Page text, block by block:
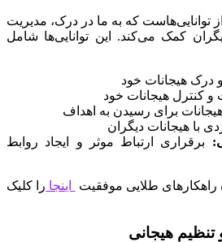
که به ما در درک، مدیریت
کمک می‌کند. این توانایی‌ها شامل
درک هیجانات خود
و کنترل هیجانات خود
برای رسیدن به اهداف
با هیجانات دیگران
برقراری ارتباط موثر و ایجاد روابط
راهکارهای طلایی موفقیت اینجا را کلیک
تنظیم هیجانی